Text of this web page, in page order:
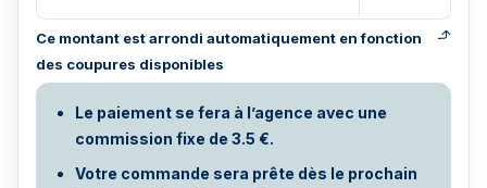
Ce montant est arrondi automatiquement en fonction
des coupures disponibles
Le paiement se fera à l’agence avec une
commission fixe de 3.5 €.
Votre commande sera prête dès le prochain